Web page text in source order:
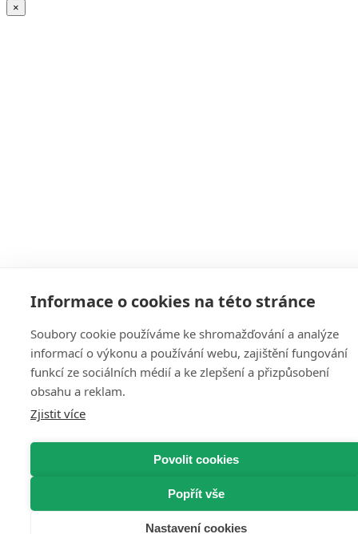
Informace o cookies na této stránce
Soubory cookie používáme ke shromažďování a analýze
informací o výkonu a používání webu, zajištění fungování
funkcí ze sociálních médií a ke zlepšení a přizpůsobení
obsahu a reklam.
Zjistit více
Povolit cookies
Popřít vše
Nastavení cookies
×